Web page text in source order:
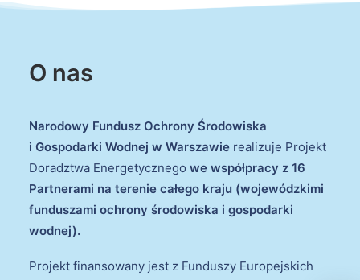
Kontakt
Wyszukiwanie
O nas
Narodowy Fundusz Ochrony Środowiska
i Gospodarki Wodnej w Warszawie realizuje Projekt
Doradztwa Energetycznego we współpracy z 16
Partnerami na terenie całego kraju (wojewódzkimi
funduszami ochrony środowiska i gospodarki
wodnej).
Projekt finansowany jest z Funduszy Europejskich